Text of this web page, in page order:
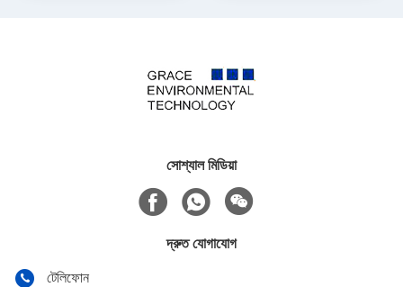
সোশ্যাল মিডিয়া
দ্রুত যোগাযোগ
টেলিফোন